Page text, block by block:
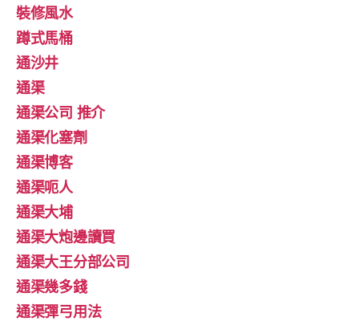
裝修風水
蹲式馬桶
通沙井
通渠
通渠公司 推介
通渠化塞劑
通渠博客
通渠呃人
通渠大埔
通渠大炮邊讀買
通渠大王分部公司
通渠幾多錢
通渠彈弓用法